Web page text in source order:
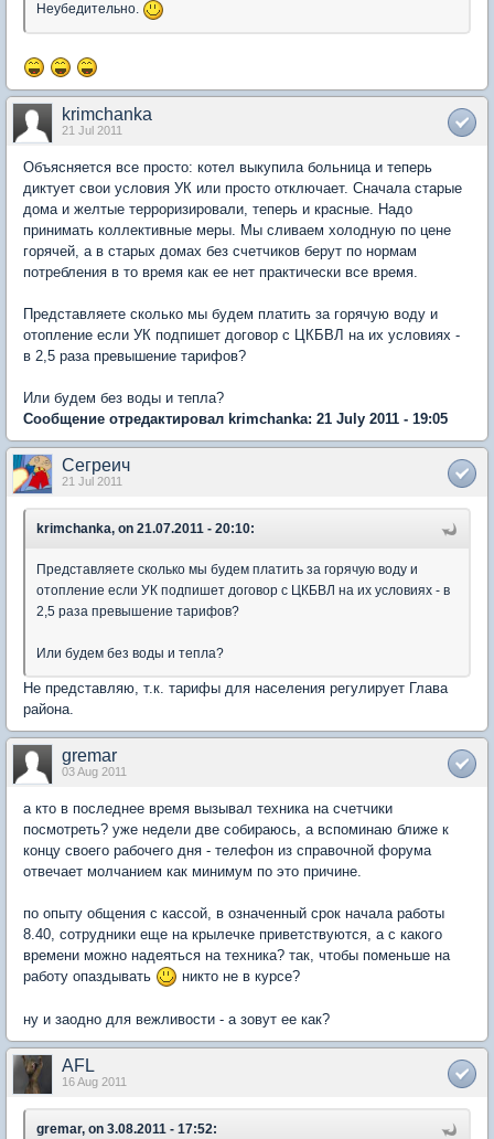
Неубедительно.
krimchanka
21 Jul 2011
Объясняется все просто: котел выкупила больница и теперь
диктует свои условия УК или просто отключает. Сначала старые
дома и желтые терроризировали, теперь и красные. Надо
принимать коллективные меры. Мы сливаем холодную по цене
горячей, а в старых домах без счетчиков берут по нормам
потребления в то время как ее нет практически все время.
Представляете сколько мы будем платить за горячую воду и
отопление если УК подпишет договор с ЦКБВЛ на их условиях -
в 2,5 раза превышение тарифов?
Или будем без воды и тепла?
Сообщение отредактировал krimchanka: 21 July 2011 - 19:05
Сегреич
21 Jul 2011
krimchanka, on 21.07.2011 - 20:10:
Представляете сколько мы будем платить за горячую воду и
отопление если УК подпишет договор с ЦКБВЛ на их условиях - в
2,5 раза превышение тарифов?
Или будем без воды и тепла?
Не представляю, т.к. тарифы для населения регулирует Глава
района.
gremar
03 Aug 2011
а кто в последнее время вызывал техника на счетчики
посмотреть? уже недели две собираюсь, а вспоминаю ближе к
концу своего рабочего дня - телефон из справочной форума
отвечает молчанием как минимум по это причине.
по опыту общения с кассой, в означенный срок начала работы
8.40, сотрудники еще на крылечке приветствуются, а с какого
времени можно надеяться на техника? так, чтобы поменьше на
работу опаздывать
никто не в курсе?
ну и заодно для вежливости - а зовут ее как?
AFL
16 Aug 2011
gremar, on 3.08.2011 - 17:52: